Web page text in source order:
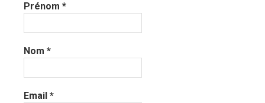
Prénom *
Nom *
Email *